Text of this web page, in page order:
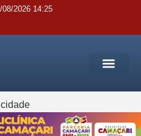
2026 14:25